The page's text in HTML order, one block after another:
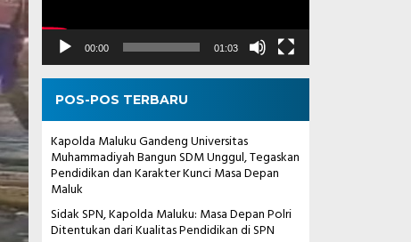
00:00 01:03
POS-POS TERBARU
Kapolda Maluku Gandeng Universitas
Muhammadiyah Bangun SDM Unggul, Tegaskan
Pendidikan dan Karakter Kunci Masa Depan
Maluk
Sidak SPN, Kapolda Maluku: Masa Depan Polri
Ditentukan dari Kualitas Pendidikan di SPN